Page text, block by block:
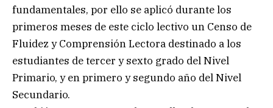
fundamentales, por ello se aplicó durante los
primeros meses de este ciclo lectivo un Censo de
Fluidez y Comprensión Lectora destinado a los
estudiantes de tercer y sexto grado del Nivel
Primario, y en primero y segundo año del Nivel
Secundario.